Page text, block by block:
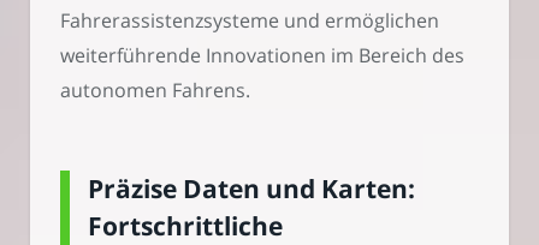
Fahrerassistenzsysteme und ermöglichen
weiterführende Innovationen im Bereich des
autonomen Fahrens.
Präzise Daten und Karten:
Fortschrittliche